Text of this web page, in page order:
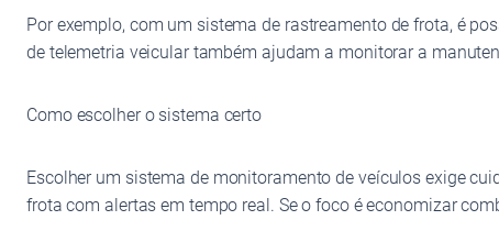
Por exemplo, com um sistema de rastreamento de frota, é
de telemetria veicular também ajudam a monitorar a
Como escolher o sistema certo
Escolher um sistema de monitoramento de veículos exige
frota com alertas em tempo real. Se o foco é economizar